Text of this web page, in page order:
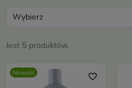
Jest 5 produktów.
Wybierz
Nowość favorite_border